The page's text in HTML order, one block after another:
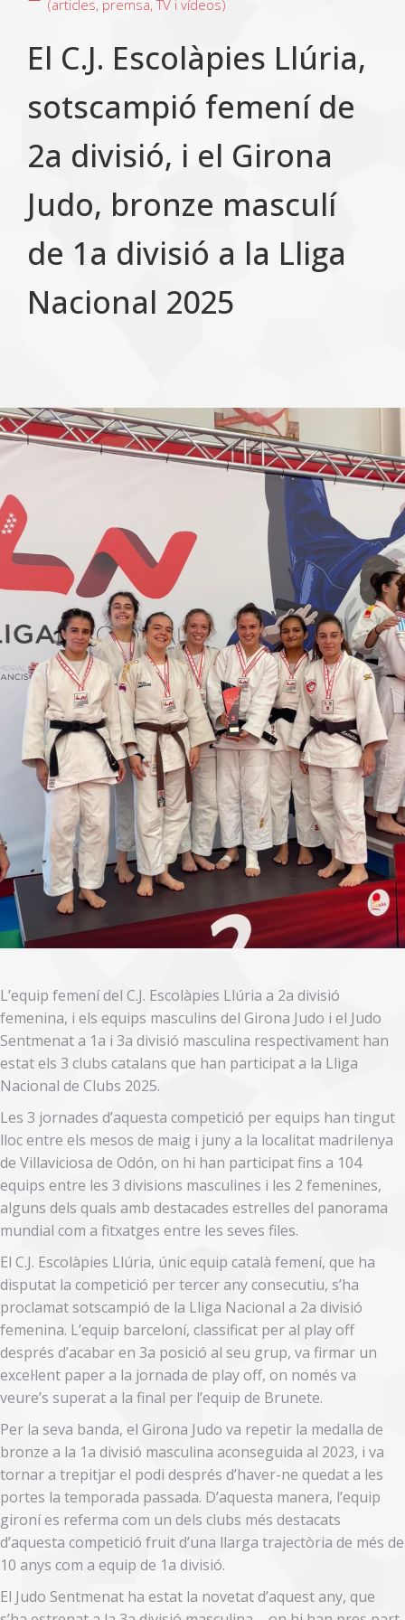
(articles, premsa, TV i vídeos)
El C.J. Escolàpies Llúria,
sotscampió femení de
2a divisió, i el Girona
Judo, bronze masculí
de 1a divisió a la Lliga
Nacional 2025
L’equip femení del C.J. Escolàpies Llúria a 2a divisió
femenina, i els equips masculins del Girona Judo i el Judo
Sentmenat a 1a i 3a divisió masculina respectivament han
estat els 3 clubs catalans que han participat a la Lliga
Nacional de Clubs 2025.
Les 3 jornades d’aquesta competició per equips han tingut
lloc entre els mesos de maig i juny a la localitat madrilenya
de Villaviciosa de Odón, on hi han participat fins a 104
equips entre les 3 divisions masculines i les 2 femenines,
alguns dels quals amb destacades estrelles del panorama
mundial com a fitxatges entre les seves files.
El C.J. Escolàpies Llúria, únic equip català femení, que ha
disputat la competició per tercer any consecutiu, s’ha
proclamat sotscampió de la Lliga Nacional a 2a divisió
femenina. L’equip barceloní, classificat per al play off
després d’acabar en 3a posició al seu grup, va firmar un
excel·lent paper a la jornada de play off, on només va
veure’s superat a la final per l’equip de Brunete.
Per la seva banda, el Girona Judo va repetir la medalla de
bronze a la 1a divisió masculina aconseguida al 2023, i va
tornar a trepitjar el podi després d’haver-ne quedat a les
portes la temporada passada. D’aquesta manera, l’equip
gironí es referma com un dels clubs més destacats
d’aquesta competició fruit d’una llarga trajectòria de més de
10 anys com a equip de 1a divisió.
El Judo Sentmenat ha estat la novetat d’aquest any, que